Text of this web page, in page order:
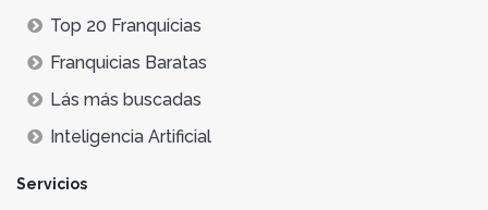
Top 20 Franquicias
Franquicias Baratas
Lás más buscadas
Inteligencia Artificial
Servicios